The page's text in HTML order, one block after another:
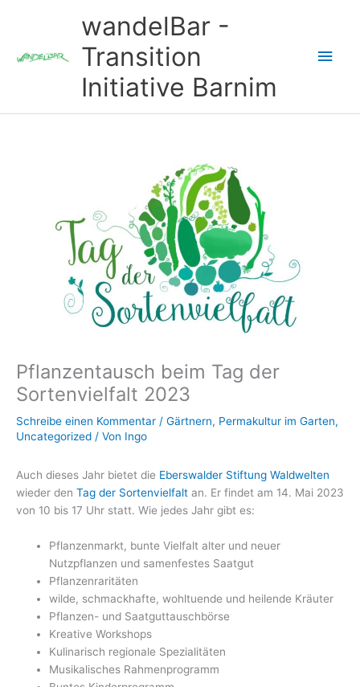
wandelBar -
Transition
Initiative Barnim
Pflanzentausch beim Tag der
Sortenvielfalt 2023
Schreibe einen Kommentar / Gärtnern, Permakultur im Garten,
Uncategorized / Von Ingo
Auch dieses Jahr bietet die Eberswalder Stiftung Waldwelten
wieder den Tag der Sortenvielfalt an. Er findet am 14. Mai 2023
von 10 bis 17 Uhr statt. Wie jedes Jahr gibt es:
Pflanzenmarkt, bunte Vielfalt alter und neuer
Nutzpflanzen und samenfestes Saatgut
Pflanzenraritäten
wilde, schmackhafte, wohltuende und heilende Kräuter
Pflanzen- und Saatguttauschbörse
Kreative Workshops
Kulinarisch regionale Spezialitäten
Musikalisches Rahmenprogramm